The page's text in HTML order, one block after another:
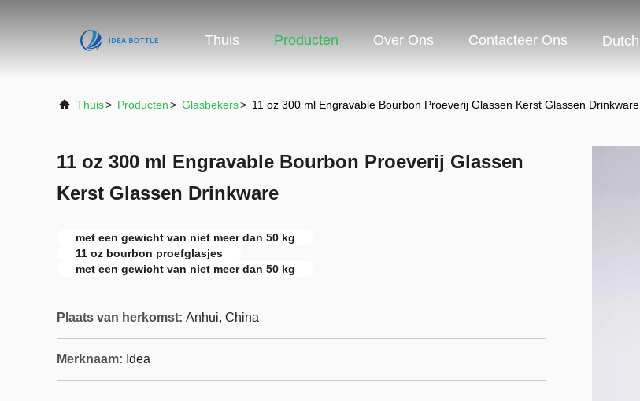
Thuis Producten Over Ons Contacteer Ons Dutch
Thuis> Producten> Glasbekers> 11 oz 300 ml Engravable Bourbon Proeverij Glassen Kerst Glassen Drinkware
11 oz 300 ml Engravable Bourbon Proeverij Glassen
Kerst Glassen Drinkware
met een gewicht van niet meer dan 50 kg
11 oz bourbon proefglasjes
met een gewicht van niet meer dan 50 kg
Plaats van herkomst: Anhui, China
Merknaam: Idea